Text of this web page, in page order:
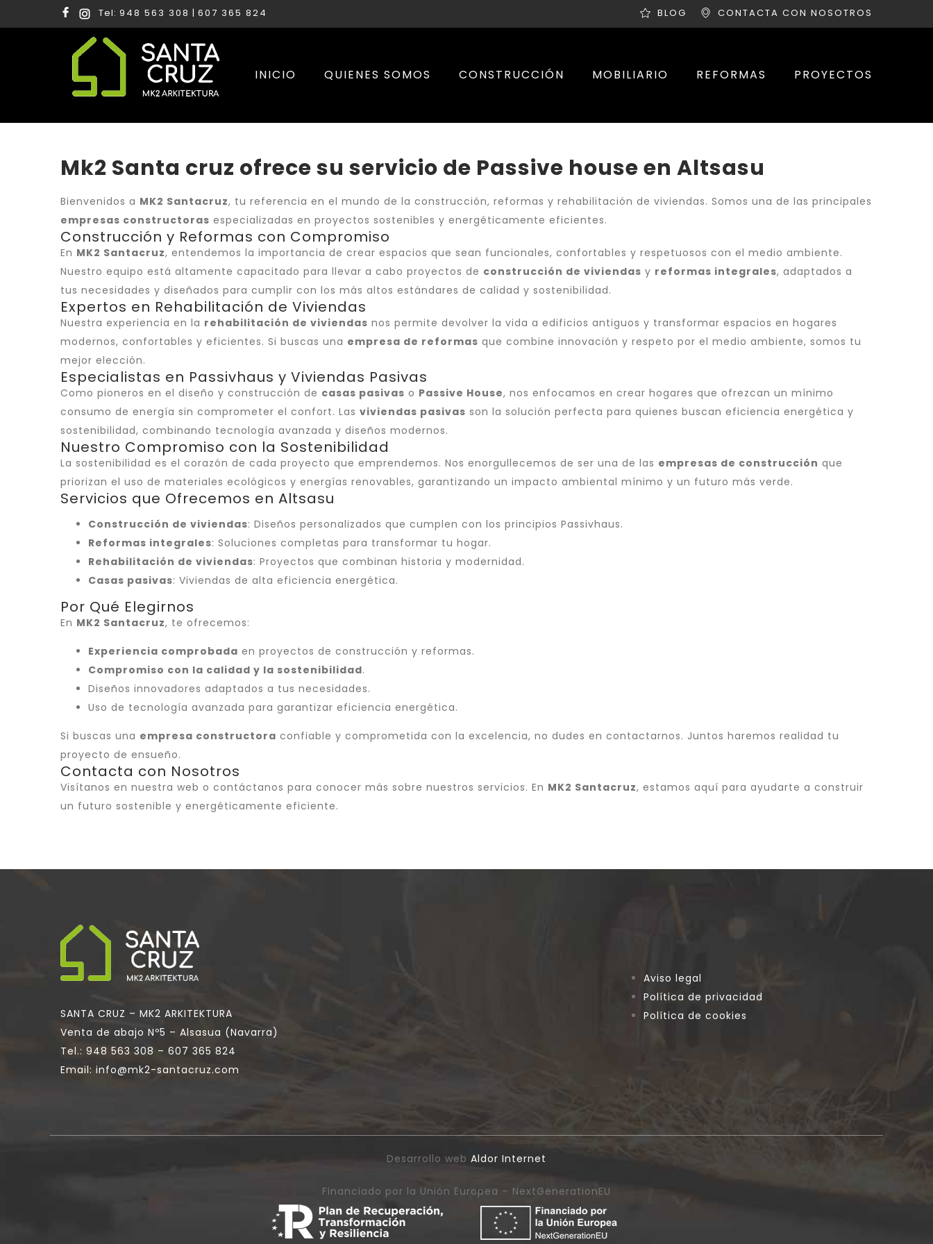
Tel: 948 563 308 | 607 365 824 CONTACTA CON NOSOTROS
BLOG
INICIO QUIENES SOMOS CONSTRUCCIÓN MOBILIARIO REFORMAS PROYECTOS
Mk2 Santa cruz ofrece su servicio de Passive house en Altsasu
Bienvenidos a MK2 Santacruz, tu referencia en el mundo de la construcción, reformas y rehabilitación de viviendas. Somos una de las principales
empresas constructoras especializadas en proyectos sostenibles y energéticamente eficientes.
Construcción y Reformas con Compromiso
En MK2 Santacruz, entendemos la importancia de crear espacios que sean funcionales, confortables y respetuosos con el medio ambiente.
Nuestro equipo está altamente capacitado para llevar a cabo proyectos de construcción de viviendas y reformas integrales, adaptados a
tus necesidades y diseñados para cumplir con los más altos estándares de calidad y sostenibilidad.
Expertos en Rehabilitación de Viviendas
Nuestra experiencia en la rehabilitación de viviendas nos permite devolver la vida a edificios antiguos y transformar espacios en hogares
modernos, confortables y eficientes. Si buscas una empresa de reformas que combine innovación y respeto por el medio ambiente, somos tu
mejor elección.
Especialistas en Passivhaus y Viviendas Pasivas
Como pioneros en el diseño y construcción de casas pasivas o Passive House, nos enfocamos en crear hogares que ofrezcan un mínimo
consumo de energía sin comprometer el confort. Las viviendas pasivas son la solución perfecta para quienes buscan eficiencia energética y
sostenibilidad, combinando tecnología avanzada y diseños modernos.
Nuestro Compromiso con la Sostenibilidad
La sostenibilidad es el corazón de cada proyecto que emprendemos. Nos enorgullecemos de ser una de las empresas de construcción que
priorizan el uso de materiales ecológicos y energías renovables, garantizando un impacto ambiental mínimo y un futuro más verde.
Servicios que Ofrecemos en Altsasu
Construcción de viviendas: Diseños personalizados que cumplen con los principios Passivhaus.
Reformas integrales: Soluciones completas para transformar tu hogar.
Rehabilitación de viviendas: Proyectos que combinan historia y modernidad.
Casas pasivas: Viviendas de alta eficiencia energética.
Por Qué Elegirnos
En MK2 Santacruz, te ofrecemos:
Experiencia comprobada en proyectos de construcción y reformas.
Compromiso con la calidad y la sostenibilidad.
Diseños innovadores adaptados a tus necesidades.
Uso de tecnología avanzada para garantizar eficiencia energética.
Si buscas una empresa constructora confiable y comprometida con la excelencia, no dudes en contactarnos. Juntos haremos realidad tu
proyecto de ensueño.
Contacta con Nosotros
Visítanos en nuestra web o contáctanos para conocer más sobre nuestros servicios. En MK2 Santacruz, estamos aquí para ayudarte a construir
un futuro sostenible y energéticamente eficiente.
SANTA CRUZ – MK2 ARKITEKTURA
Venta de abajo Nº5 – Alsasua (Navarra)
Tel.: 948 563 308 – 607 365 824
Email: info@mk2-santacruz.com
Aviso legal
Política de privacidad
Política de cookies
Desarrollo web Aldor Internet
Financiado por la Unión Europea – NextGenerationEU